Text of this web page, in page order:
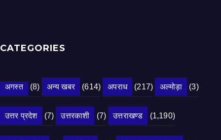
CATEGORIES
अगस्त (8) अन्य खबर (614) अपराध (217) अल्मोड़ा (3)
उत्तर प्रदेश (7) उत्तरकाशी (7) उत्तराखण्ड (1,190)